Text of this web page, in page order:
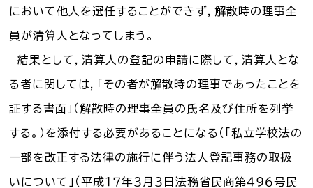
において他人を選任することができず，解散時の理事全
員が清算人となってしまう。
結果として，清算人の登記の申請に際して，清算人とな
る者に関しては，「その者が解散時の理事であったことを
証する書面」（解散時の理事全員の氏名及び住所を列挙
する。）を添付する必要があることになる（「私立学校法の
一部を改正する法律の施行に伴う法人登記事務の取扱
いについて」（平成１７年３月３日法務省民商第４９６号民